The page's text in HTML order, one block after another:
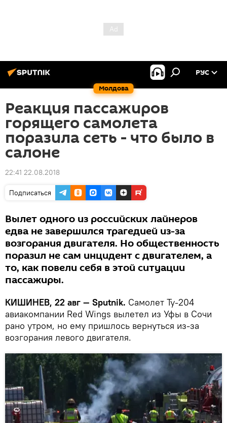
Молдова
РУС
Реакция пассажиров
горящего самолета
поразила сеть - что было в
салоне
22:41 22.08.2018
Подписаться
Вылет одного из российских лайнеров
едва не завершился трагедией из-за
возгорания двигателя. Но общественность
поразил не сам инцидент с двигателем, а
то, как повели себя в этой ситуации
пассажиры.
КИШИНЕВ, 22 авг — Sputnik. Самолет Ту-204
авиакомпании Red Wings вылетел из Уфы в Сочи
рано утром, но ему пришлось вернуться из-за
возгорания левого двигателя.